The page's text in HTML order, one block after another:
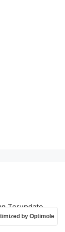
Terupdate
by Optimole